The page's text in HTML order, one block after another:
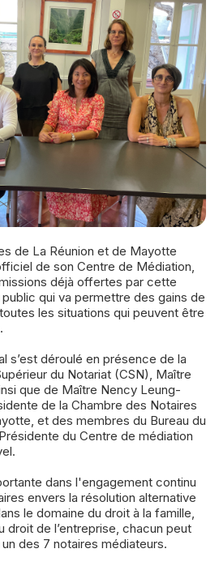
de son Centre de Médiation,
déjà offertes par cette
qui va permettre des gains de
les situations qui peuvent être
s’est déroulé en présence de la
du Notariat (CSN), Maître
que de Maître Nency Leung-
de la Chambre des Notaires
et des membres du Bureau du
du Centre de médiation
dans l'engagement continu
envers la résolution alternative
le domaine du droit à la famille,
droit de l’entreprise, chacun peut
des 7 notaires médiateurs.